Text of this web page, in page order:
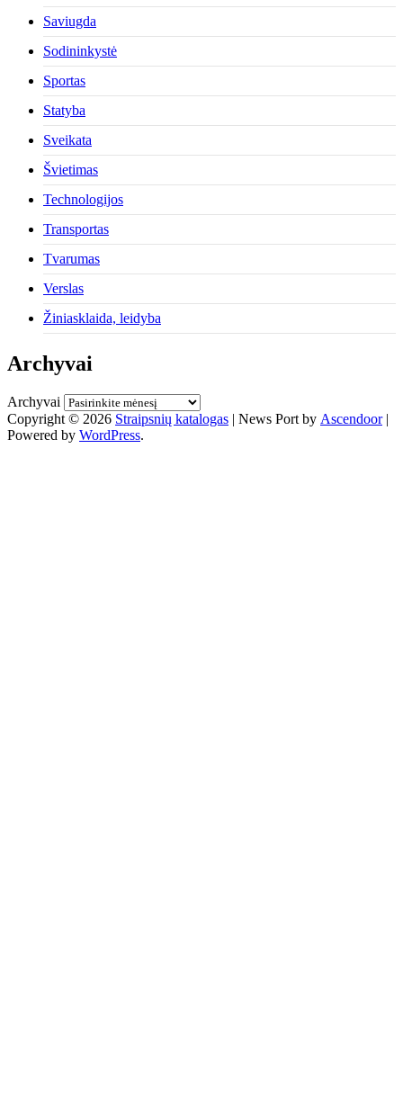
Saviugda
Sodininkystė
Sportas
Statyba
Sveikata
Švietimas
Technologijos
Transportas
Tvarumas
Verslas
Žiniasklaida, leidyba
Archyvai
Archyvai
Copyright © 2026 Straipsnių katalogas | News Port by Ascendoor|
Powered by WordPress.